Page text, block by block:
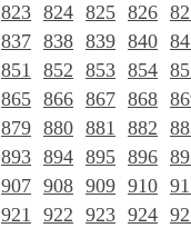
823 824 825 826
837 838 839 840
851 852 853 854
865 866 867 868
879 880 881 882
893 894 895 896
907 908 909 910
921 922 923 924